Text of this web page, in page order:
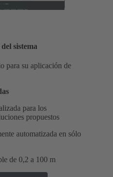
sistema
para su aplicación de
para los
propuestos
automatizada en sólo
de 0,2 a 100 m